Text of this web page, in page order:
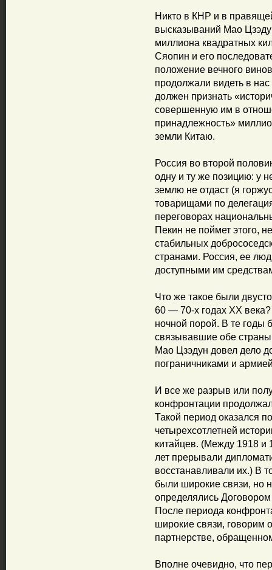
Никто в КНР и в
высказываний Мао
миллиона квадратных
Сяопин и его
положение вечного
продолжали видеть в
должен признать
совершенную им в
принадлежность»
земли Китаю.
Россия во второй
одну и ту же позицию: у
землю не отдаст (я
товарищами по
переговорах
Пекин не поймет этого,
стабильных
странами. Россия, ее
доступными им
Что же такое были
60 — 70-х годах XX
ночной порой. В те годы
связывавшие обе
Мао Цзэдун довел дело
пограничниками и
И все же разрыв или
конфронтации
Такой период оказался
четырехсотлетней
китайцев. (Между 1918 и
лет прерывали
восстанавливали их.) В
были широкие связи, но
определялись
После периода
широкие связи, говорим
партнерстве,
Вполне очевидно, что